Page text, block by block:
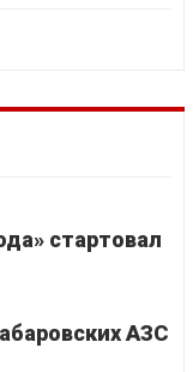
стартовал
АЗС